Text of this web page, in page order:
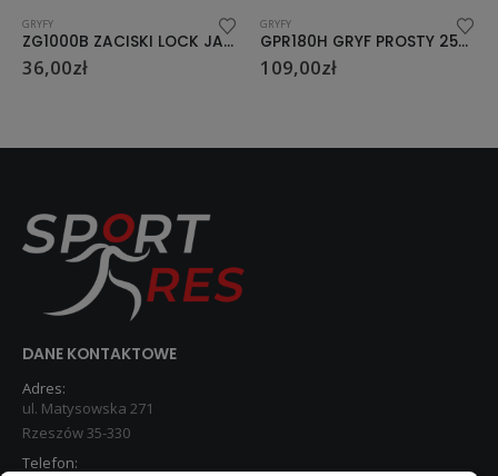
GRYFY
ZG1000B ZACISKI LOCK JAW BLACK HMS (2 szt)
36,00zł
GRYFY
GPR180H GRYF PROSTY 25MM HOME
109,00zł
DANE KONTAKTOWE
Adres:
ul. Matysowska 271
Rzeszów 35-330
Telefon: